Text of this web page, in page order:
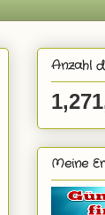
Anzahl
Meine